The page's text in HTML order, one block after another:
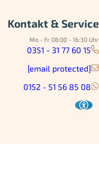
Kontakt & Service
Mo - Fr 08:00 - 16:30 Uhr
0351 - 31 77 60 15
[email protected]
0152 - 51 56 85 08